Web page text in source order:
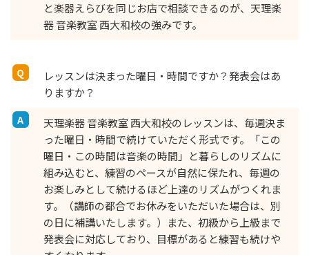
と楽器えらびを同じお店で相談できるのが、天理楽
器 音楽教室 西大和校の強みです。
レッスンは決まった曜日・時間ですか？発表会はあ
りますか？
天理楽器 音楽教室 西大和校のレッスンは、毎週決ま
った曜日・時間で続けていただく形式です。「この
曜日・この時間は音楽の時間」と暮らしのリズムに
組み込むと、練習のペースが自然に保たれ、毎週の
お楽しみとして続けるほど上達のリズムがつくれま
す。（講師の都合でお休みをいただいた場合は、別
の日に補講いたします。）また、初級から上級まで
発表会に対応しており、目標があると練習も続けや